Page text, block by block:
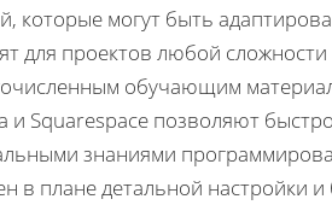
которые могут быть
для проектов любой сложности
обучающим
и Squarespace позволяют
знаниями
в плане детальной настройки